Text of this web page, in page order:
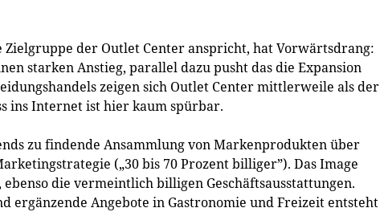
Zielgruppe der Outlet Center anspricht, hat Vorwärtsdrang:
starken Anstieg, parallel dazu pusht das die Expansion
zeigen sich Outlet Center mittlerweile als der
ins Internet ist hier kaum spürbar.
zu findende Ansammlung von Markenprodukten über
(„30 bis 70 Prozent billiger”). Das Image
die vermeintlich billigen Geschäftsausstattungen.
Angebote in Gastronomie und Freizeit entsteht